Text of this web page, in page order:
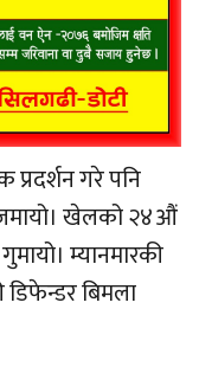
प्रदर्शन गरे पनि
जमायो। खेलको २४औं
म्यानमारकी
बिमला